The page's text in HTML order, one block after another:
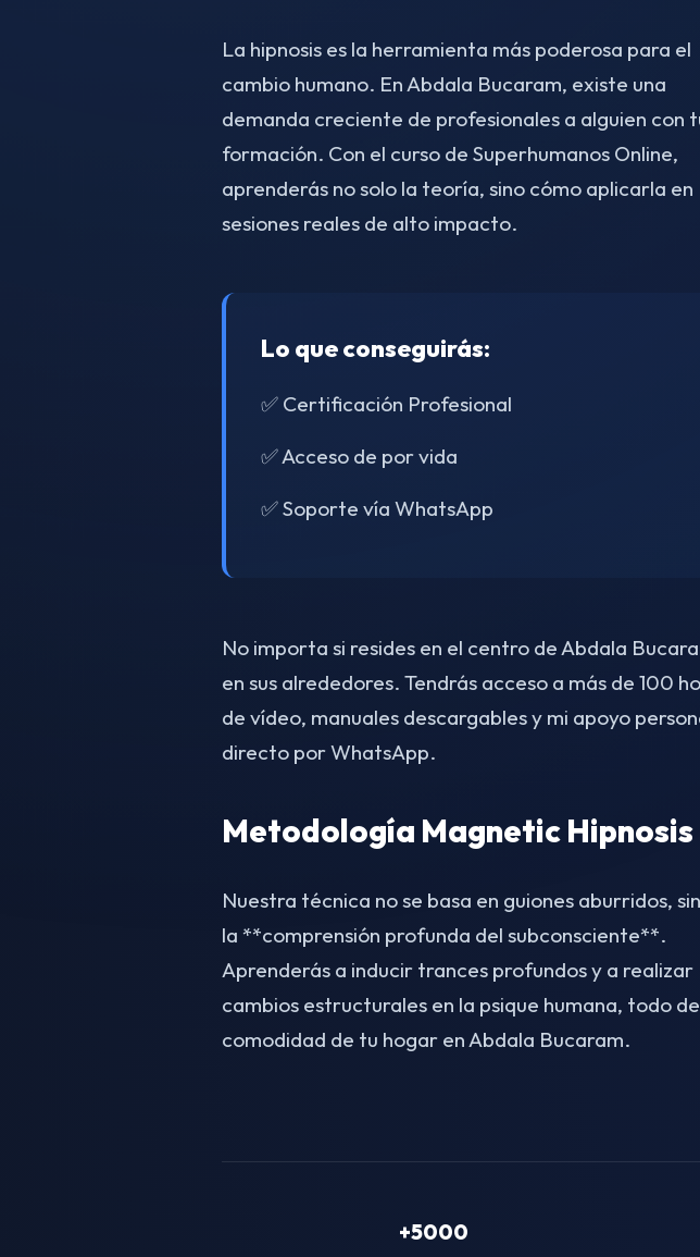
La hipnosis es la herramienta más poderosa para el
cambio humano. En Abdala Bucaram, existe una
demanda creciente de profesionales a alguien con
formación. Con el curso de Superhumanos Online,
aprenderás no solo la teoría, sino cómo aplicarla en
sesiones reales de alto impacto.
Lo que conseguirás:
✅ Certificación Profesional
✅ Acceso de por vida
✅ Soporte vía WhatsApp
No importa si resides en el centro de Abdala
en sus alrededores. Tendrás acceso a más de 100
de vídeo, manuales descargables y mi apoyo
directo por WhatsApp.
Metodología Magnetic Hipnosis
Nuestra técnica no se basa en guiones aburridos,
la **comprensión profunda del subconsciente**.
Aprenderás a inducir trances profundos y a realizar
cambios estructurales en la psique humana, todo
comodidad de tu hogar en Abdala Bucaram.
+5000